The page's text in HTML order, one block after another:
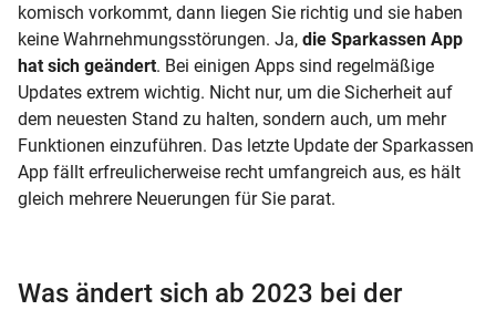
komisch vorkommt, dann liegen Sie richtig und sie haben
keine Wahrnehmungsstörungen. Ja, die Sparkassen App
hat sich geändert. Bei einigen Apps sind regelmäßige
Updates extrem wichtig. Nicht nur, um die Sicherheit auf
dem neuesten Stand zu halten, sondern auch, um mehr
Funktionen einzuführen. Das letzte Update der Sparkassen
App fällt erfreulicherweise recht umfangreich aus, es hält
gleich mehrere Neuerungen für Sie parat.
Was ändert sich ab 2023 bei der